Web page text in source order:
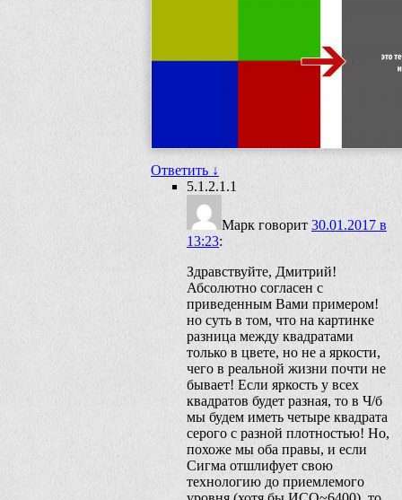
Ответить ↓
5.1.2.1.1
Марк говорит 30.01.2017 в
13:23:
Здравствуйте, Дмитрий!
Абсолютно согласен с
приведенным Вами примером!
но суть в том, что на картинке
разница между квадратами
только в цвете, но не а яркости,
чего в реальной жизни почти не
бывает! Если яркость у всех
квадратов будет разная, то в Ч/б
мы будем иметь четыре квадрата
серого с разной плотностью! Но,
похоже мы оба правы, и если
Сигма отшлифует свою
технологию до приемлемого